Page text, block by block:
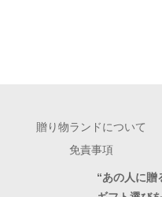
贈り物ランドについて
免責事項
“あの人に贈